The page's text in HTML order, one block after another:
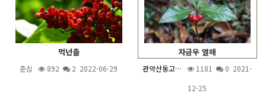
먹넌출
춘심 892 2 2022-06-29
자금우 열매
관악산동고… 1181
0 2021-
12-25